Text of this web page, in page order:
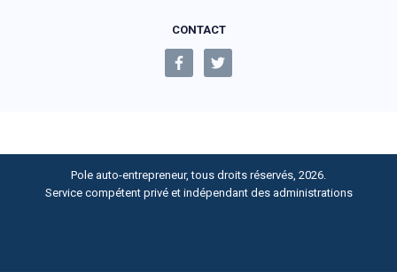
CONTACT
Pole auto-entrepreneur, tous droits réservés, 2026.
Service compétent privé et indépendant des administrations